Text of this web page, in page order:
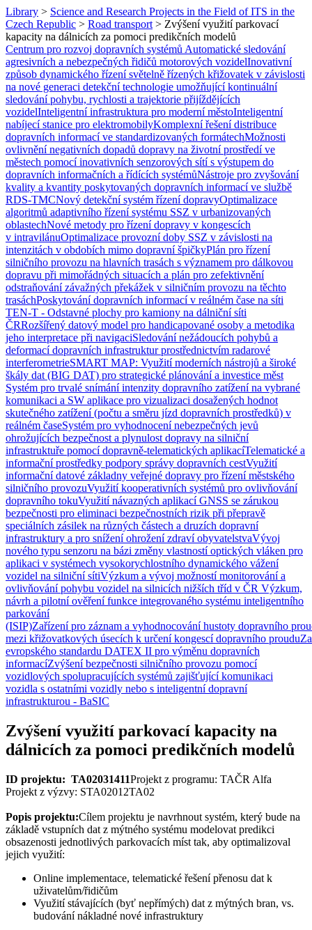
Library > Science and Research Projects in the Field of ITS in the
Czech Republic > Road transport > Zvýšení využití parkovací
kapacity na dálnicích za pomoci predikčních modelů
Centrum pro rozvoj dopravních systémů Automatické sledování
agresivních a nebezpečných řidičů motorových vozidelInovativní
způsob dynamického řízení světelně řízených křižovatek v závislosti
na nové generaci detekční technologie umožňující kontinuální
sledování pohybu, rychlosti a trajektorie přijíždějících
vozidelInteligentní infrastruktura pro moderní městoInteligentní
nabíjecí stanice pro elektromobilyKomplexní řešení distribuce
dopravních informací ve standardizovaných formátechMožnosti
ovlivnění negativních dopadů dopravy na životní prostředí ve
městech pomocí inovativních senzorových sítí s výstupem do
dopravních informačních a řídících systémůNástroje pro zvyšování
kvality a kvantity poskytovaných dopravních informací ve službě
RDS-TMCNový detekční systém řízení dopravyOptimalizace
algoritmů adaptivního řízení systému SSZ v urbanizovaných
oblastechNové metody pro řízení dopravy v kongescích
v intravilánuOptimalizace provozní doby SSZ v závislosti na
intenzitách v obdobích mimo dopravní špičkyPlán pro řízení
silničního provozu na hlavních trasách s významem pro dálkovou
dopravu při mimořádných situacích a plán pro zefektivnění
odstraňování závažných překážek v silničním provozu na těchto
trasáchPoskytování dopravních informací v reálném čase na síti
TEN-T - Odstavné plochy pro kamiony na dálniční síti
ČRRozšířený datový model pro handicapované osoby a metodika
jeho interpretace při navigaciSledování nežádoucích pohybů a
deformací dopravních infrastruktur prostřednictvím radarové
interferometrieSMART MAP: Využití moderních nástrojů a široké
škály dat (BIG DAT) pro strategické plánování a investice měst
Systém pro trvalé snímání intenzity dopravního zatížení na vybrané
komunikaci a SW aplikace pro vizualizaci dosažených hodnot
skutečného zatížení (počtu a směru jízd dopravních prostředků) v
reálném časeSystém pro vyhodnocení nebezpečných jevů
ohrožujících bezpečnost a plynulost dopravy na silniční
infrastruktuře pomocí dopravně-telematických aplikacíTelematické a
informační prostředky podpory správy dopravních cestVyužití
informační datové základny veřejné dopravy pro řízení městského
silničního provozuVyužití kooperativních systémů pro ovlivňování
dopravního tokuVyužití návazných aplikací GNSS se zárukou
bezpečnosti pro eliminaci bezpečnostních rizik při přepravě
speciálních zásilek na různých částech a druzích dopravní
infrastruktury a pro snížení ohrožení zdraví obyvatelstvaVývoj
nového typu senzoru na bázi změny vlastností optických vláken pro
aplikaci v systémech vysokorychlostního dynamického vážení
vozidel na silniční sítiVýzkum a vývoj možností monitorování a
ovlivňování pohybu vozidel na silnicích nižších tříd v ČR Výzkum,
návrh a pilotní ověření funkce integrovaného systému inteligentního
parkování
(ISIP)Zařízení pro záznam a vyhodnocování hustoty dopravního
mezi křižovatkových úsecích k určení kongescí dopravního proudu
evropského standardu DATEX II pro výměnu dopravních
informacíZvýšení bezpečnosti silničního provozu pomocí
vozidlových spolupracujících systémů zajišťující komunikaci
vozidla s ostatními vozidly nebo s inteligentní dopravní
infrastrukturou - BaSIC
Zvýšení využití parkovací kapacity na
dálnicích za pomoci predikčních modelů
ID projektu: TA02031411Projekt z programu: TAČR Alfa
Projekt z výzvy: STA02012TA02
Popis projektu:Cílem projektu je navrhnout systém, který bude na
základě vstupních dat z mýtného systému modelovat predikci
obsazenosti jednotlivých parkovacích míst tak, aby optimalizoval
jejich využití:
Online implementace, telematické řešení přenosu dat k
uživatelům/řidičům
Využití stávajících (byť nepřímých) dat z mýtných bran, vs.
budování nákladné nové infrastruktury